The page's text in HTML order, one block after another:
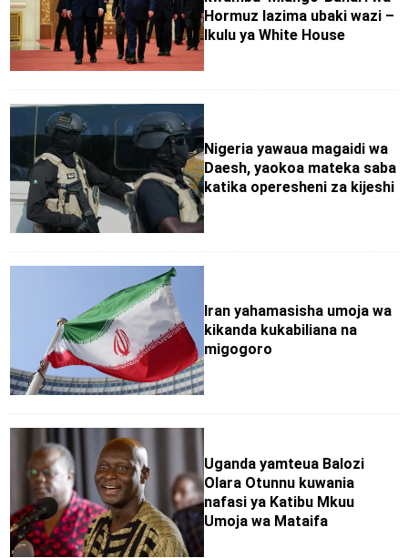
Hormuz lazima ubaki wazi –
Ikulu ya White House
Nigeria yawaua magaidi wa
Daesh, yaokoa mateka saba
katika operesheni za kijeshi
Iran yahamasisha umoja wa
kikanda kukabiliana na
migogoro
Uganda yamteua Balozi
Olara Otunnu kuwania
nafasi ya Katibu Mkuu
Umoja wa Mataifa